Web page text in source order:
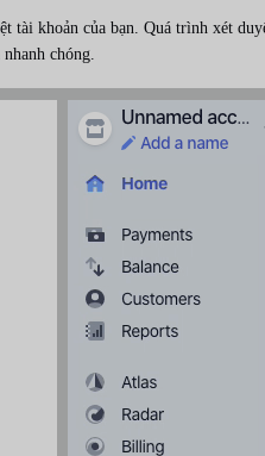
tài khoản của bạn. Quá trình xét
chóng.